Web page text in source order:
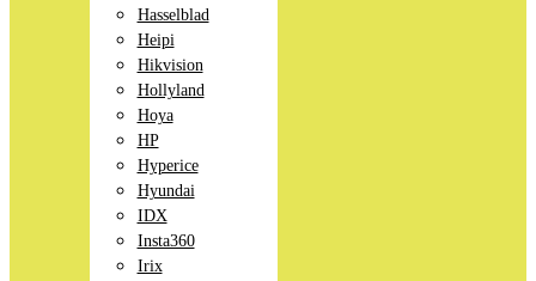
Hasselblad
Heipi
Hikvision
Hollyland
Hoya
HP
Hyperice
Hyundai
IDX
Insta360
Irix